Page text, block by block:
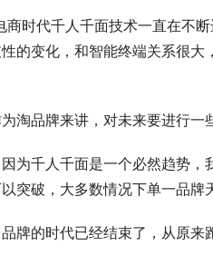
商时代千人千面技术一直在不
的变化，和智能终端关系很
淘品牌来讲，对未来要进行一
为千人千面是一个必然趋势
突破，大多数情况下单一品牌
牌的时代已经结束了，从原来